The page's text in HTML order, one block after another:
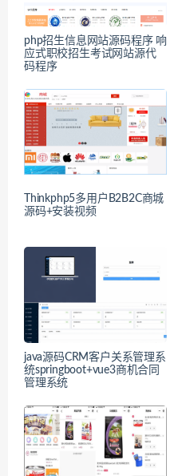
php招生信息网站源码程序 响
应式职校招生考试网站源代
码程序
Thinkphp5多用户B2B2C商城
源码+安装视频
java源码CRM客户关系管理系
统springboot+vue3商机合同
管理系统